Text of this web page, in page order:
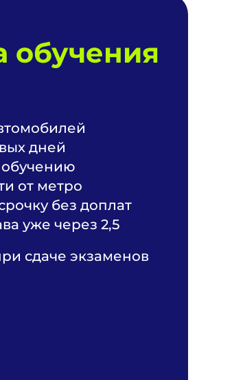
обучения
дней
от метро
без доплат
уже через 2,5
сдаче экзаменов